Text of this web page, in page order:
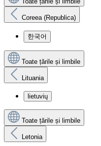
Coreea (Republica)
한국어
Toate țările și limbile
Lituania
lietuvių
Toate țările și limbile
Letonia